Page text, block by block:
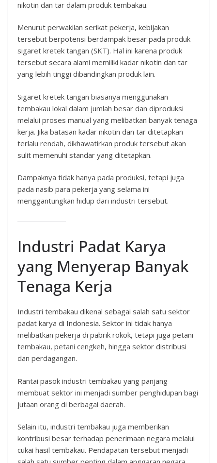
nikotin dan tar dalam produk tembakau.
Menurut perwakilan serikat pekerja, kebijakan
tersebut berpotensi berdampak besar pada produk
sigaret kretek tangan (SKT). Hal ini karena produk
tersebut secara alami memiliki kadar nikotin dan tar
yang lebih tinggi dibandingkan produk lain.
Sigaret kretek tangan biasanya menggunakan
tembakau lokal dalam jumlah besar dan diproduksi
melalui proses manual yang melibatkan banyak tenaga
kerja. Jika batasan kadar nikotin dan tar ditetapkan
terlalu rendah, dikhawatirkan produk tersebut akan
sulit memenuhi standar yang ditetapkan.
Dampaknya tidak hanya pada produksi, tetapi juga
pada nasib para pekerja yang selama ini
menggantungkan hidup dari industri tersebut.
Industri Padat Karya
yang Menyerap Banyak
Tenaga Kerja
Industri tembakau dikenal sebagai salah satu sektor
padat karya di Indonesia. Sektor ini tidak hanya
melibatkan pekerja di pabrik rokok, tetapi juga petani
tembakau, petani cengkeh, hingga sektor distribusi
dan perdagangan.
Rantai pasok industri tembakau yang panjang
membuat sektor ini menjadi sumber penghidupan bagi
jutaan orang di berbagai daerah.
Selain itu, industri tembakau juga memberikan
kontribusi besar terhadap penerimaan negara melalui
cukai hasil tembakau. Pendapatan tersebut menjadi